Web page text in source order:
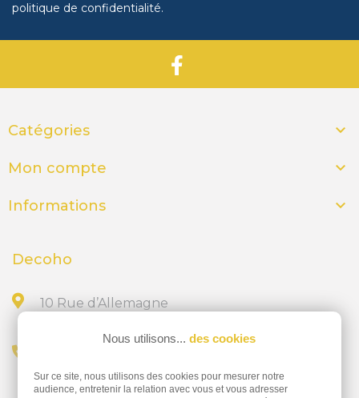
politique de confidentialité.
Catégories 
Mon compte 
Informations 
Decoho
10 Rue d’Allemagne
02 28 23 15 32
Nous utilisons... des cookies
Sur ce site, nous utilisons des cookies pour mesurer notre
audience, entretenir la relation avec vous et vous adresser